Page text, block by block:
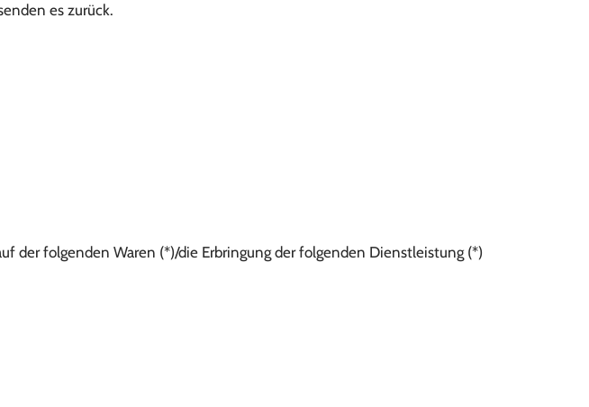
es zurück.
der folgenden Waren (*)/die Erbringung der folgenden Dienstleistung (*)